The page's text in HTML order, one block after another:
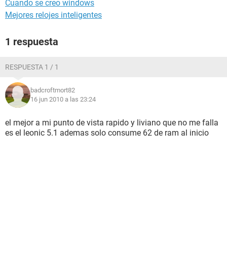
Cuando se creo windows
Mejores relojes inteligentes
1 respuesta
RESPUESTA 1 / 1
badcroftmort82
16 jun 2010 a las 23:24
el mejor a mi punto de vista rapido y liviano que no me falla
es el leonic 5.1 ademas solo consume 62 de ram al inicio